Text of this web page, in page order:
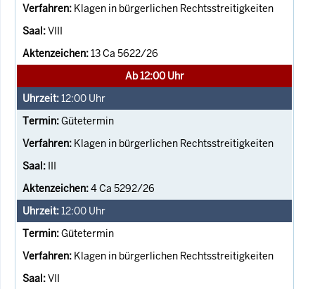
Klagen in bürgerlichen Rechtsstreitigkeiten
VIII
13 Ca 5622/26
Ab 12:00 Uhr
12:00 Uhr
Gütetermin
Klagen in bürgerlichen Rechtsstreitigkeiten
III
4 Ca 5292/26
12:00 Uhr
Gütetermin
Klagen in bürgerlichen Rechtsstreitigkeiten
VII